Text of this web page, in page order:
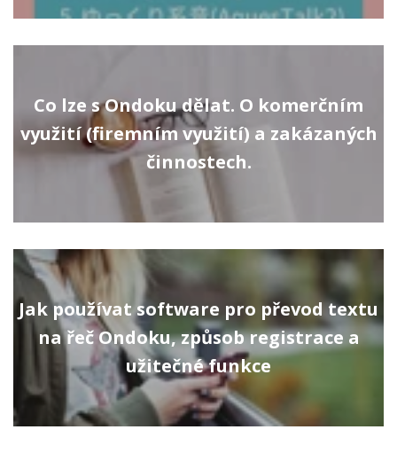
Co lze s Ondoku dělat. O komerčním
využití (firemním využití) a zakázaných
činnostech.
Jak používat software pro převod textu
na řeč Ondoku, způsob registrace a
užitečné funkce